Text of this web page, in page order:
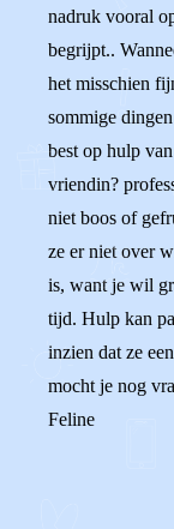
nadruk vooral
begrijpt..
het misschien
sommige
best op hulp
vriendin?
niet boos of
ze er niet over
is, want je wil
tijd. Hulp kan
inzien dat ze
mocht je nog
Feline